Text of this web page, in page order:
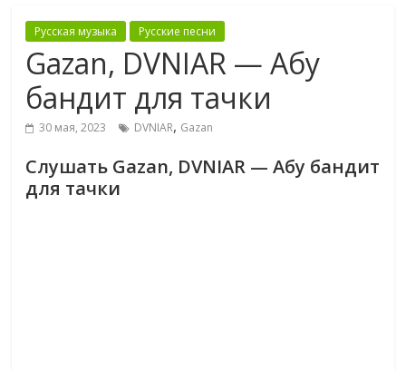
Русская музыка Русские песни
Gazan, DVNIAR — Абу
бандит для тачки
30 мая, 2023 DVNIAR, Gazan
Слушать Gazan, DVNIAR — Абу бандит
для тачки